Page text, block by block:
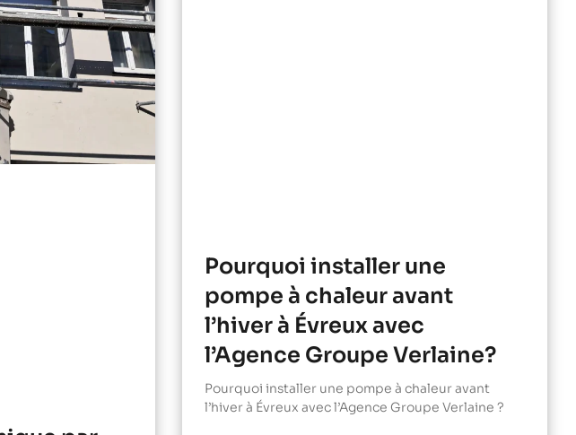
Pourquoi installer une
pompe à chaleur avant
l’hiver à Évreux avec
l’Agence Groupe Verlaine?
Pourquoi installer une pompe à chaleur avant
l’hiver à Évreux avec l’Agence Groupe Verlaine ?